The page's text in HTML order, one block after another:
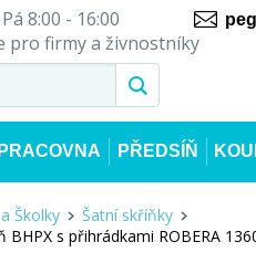
8:00 - 16:00
pro firmy a živnostníky
PRACOVNA PŘEDSÍŇ
Školky
Šatní skříňky
s přihrádkami ROBERA